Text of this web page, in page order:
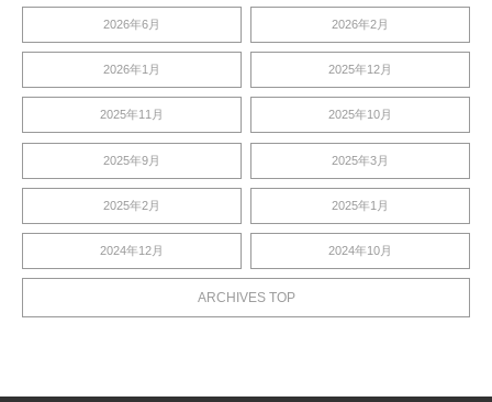
2026年6月 2026年2月
2026年1月 2025年12月
2025年11月 2025年10月
2025年9月 2025年3月
2025年2月 2025年1月
2024年12月 2024年10月
ARCHIVES TOP